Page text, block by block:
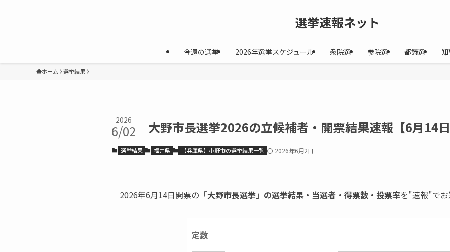
選挙速報ネット
今週の選挙 2026年選挙スケジュール 衆院選 参院選 都議選
ホーム 選挙結果
大野市長選挙2026の立候補者・開票結果速報【6月14
2026
6/02
選挙結果 福井県 【兵庫県】小野市の選挙結果一覧 2026年6月2日
2026年6月14日開票の 「大野市長選挙」の選挙結果・当選者・得票数・投票率を"速報"で
定数